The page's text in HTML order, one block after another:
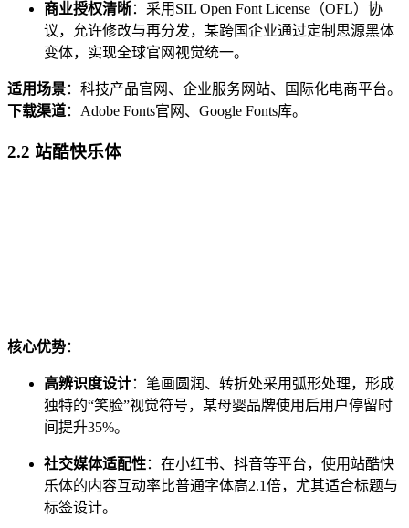
商业授权清晰：采用SIL Open Font License（OFL）协
议，允许修改与再分发，某跨国企业通过定制思源黑体
变体，实现全球官网视觉统一。
适用场景：科技产品官网、企业服务网站、国际化电商平台。
下载渠道：Adobe Fonts官网、Google Fonts库。
2.2 站酷快乐体
核心优势：
高辨识度设计：笔画圆润、转折处采用弧形处理，形成
独特的“笑脸”视觉符号，某母婴品牌使用后用户停留时
间提升35%。
社交媒体适配性：在小红书、抖音等平台，使用站酷快
乐体的内容互动率比普通字体高2.1倍，尤其适合标题与
标签设计。